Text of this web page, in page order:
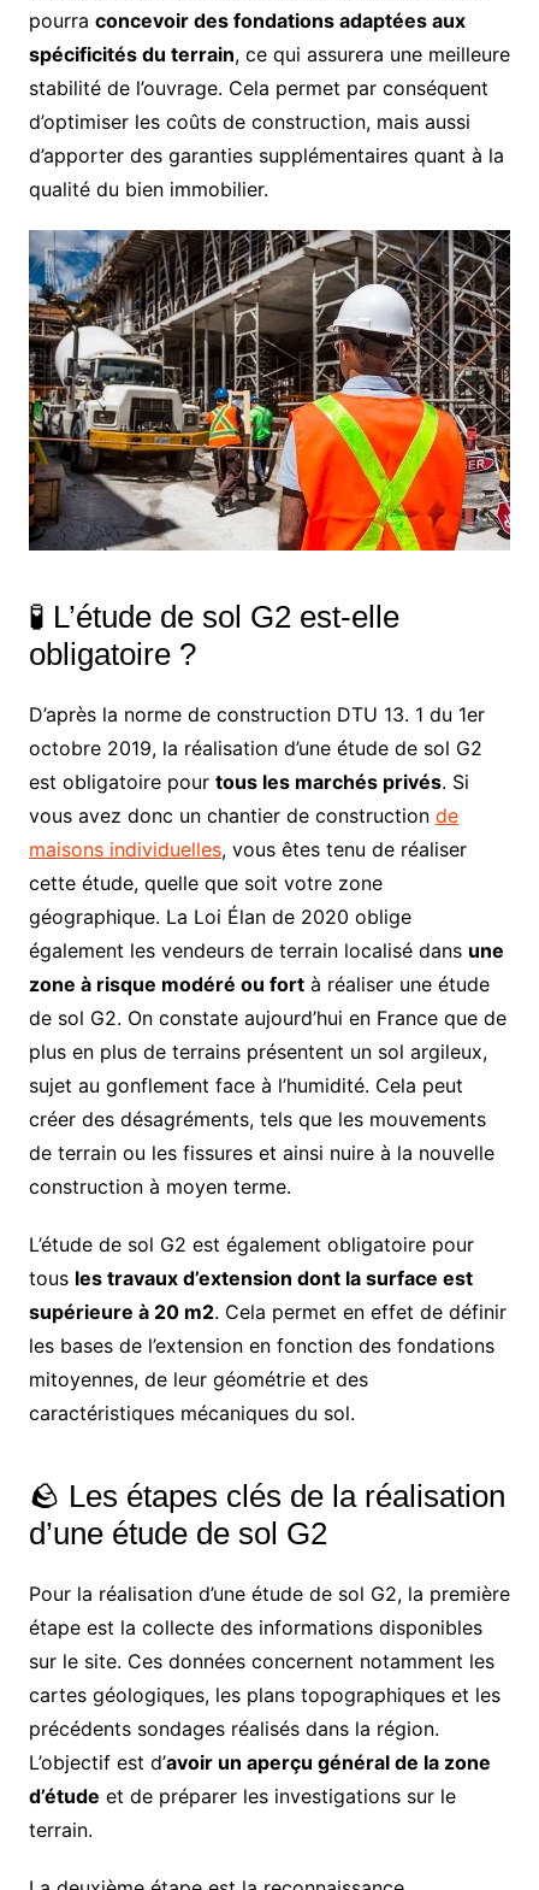
pourra concevoir des fondations adaptées aux
spécificités du terrain, ce qui assurera une meilleure
stabilité de l’ouvrage. Cela permet par conséquent
d’optimiser les coûts de construction, mais aussi
d’apporter des garanties supplémentaires quant à la
qualité du bien immobilier.
🧪 L’étude de sol G2 est-elle
obligatoire ?
D’après la norme de construction DTU 13. 1 du 1er
octobre 2019, la réalisation d’une étude de sol G2
est obligatoire pour tous les marchés privés. Si
vous avez donc un chantier de construction de
maisons individuelles, vous êtes tenu de réaliser
cette étude, quelle que soit votre zone
géographique. La Loi Élan de 2020 oblige
également les vendeurs de terrain localisé dans une
zone à risque modéré ou fortà réaliser une étude
de sol G2. On constate aujourd’hui en France que de
plus en plus de terrains présentent un sol argileux,
sujet au gonflement face à l’humidité. Cela peut
créer des désagréments, tels que les mouvements
de terrain ou les fissures et ainsi nuire à la nouvelle
construction à moyen terme.
L’étude de sol G2 est également obligatoire pour
tous les travaux d’extension dont la surface est
supérieure à 20 m2. Cela permet en effet de définir
les bases de l’extension en fonction des fondations
mitoyennes, de leur géométrie et des
caractéristiques mécaniques du sol.
🪨 Les étapes clés de la réalisation
d’une étude de sol G2
Pour la réalisation d’une étude de sol G2, la première
étape est la collecte des informations disponibles
sur le site. Ces données concernent notamment les
cartes géologiques, les plans topographiques et les
précédents sondages réalisés dans la région.
L’objectif est d’avoir un aperçu général de la zone
d’étude et de préparer les investigations sur le
terrain.